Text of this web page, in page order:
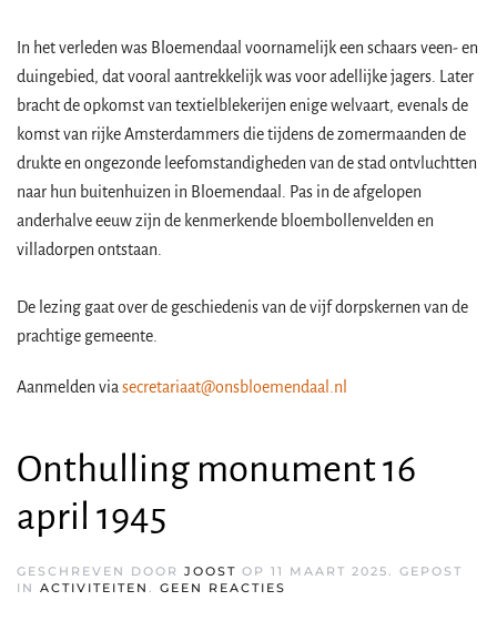
In het verleden was Bloemendaal voornamelijk een schaars veen- en
duingebied, dat vooral aantrekkelijk was voor adellijke jagers. Later
bracht de opkomst van textielblekerijen enige welvaart, evenals de
komst van rijke Amsterdammers die tijdens de zomermaanden de
drukte en ongezonde leefomstandigheden van de stad ontvluchtten
naar hun buitenhuizen in Bloemendaal. Pas in de afgelopen
anderhalve eeuw zijn de kenmerkende bloembollenvelden en
villadorpen ontstaan.
De lezing gaat over de geschiedenis van de vijf dorpskernen van de
prachtige gemeente.
Aanmelden via secretariaat@onsbloemendaal.nl
Onthulling monument 16
april 1945
GESCHREVEN DOOR JOOST OP 11 MAART 2025. GEPOST
IN ACTIVITEITEN . GEEN REACTIES